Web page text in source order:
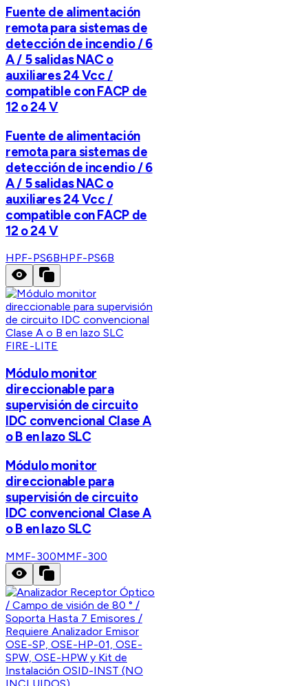
Fuente de alimentación
remota para sistemas de
detección de incendio / 6
A / 5 salidas NAC o
auxiliares 24 Vcc /
compatible con FACP de
12 o 24 V
Fuente de alimentación
remota para sistemas de
detección de incendio / 6
A / 5 salidas NAC o
auxiliares 24 Vcc /
compatible con FACP de
12 o 24 V
HPF-PS6BHPF-PS6B
FIRE-LITE
Módulo monitor
direccionable para
supervisión de circuito
IDC convencional Clase A
o B en lazo SLC
Módulo monitor
direccionable para
supervisión de circuito
IDC convencional Clase A
o B en lazo SLC
MMF-300MMF-300